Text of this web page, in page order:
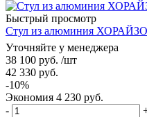
Быстрый просмотр
Стул из алюминия
Уточняйте у менеджера
38 100 руб. /шт
42 330 руб.
-10%
Экономия 4 230 руб.
-